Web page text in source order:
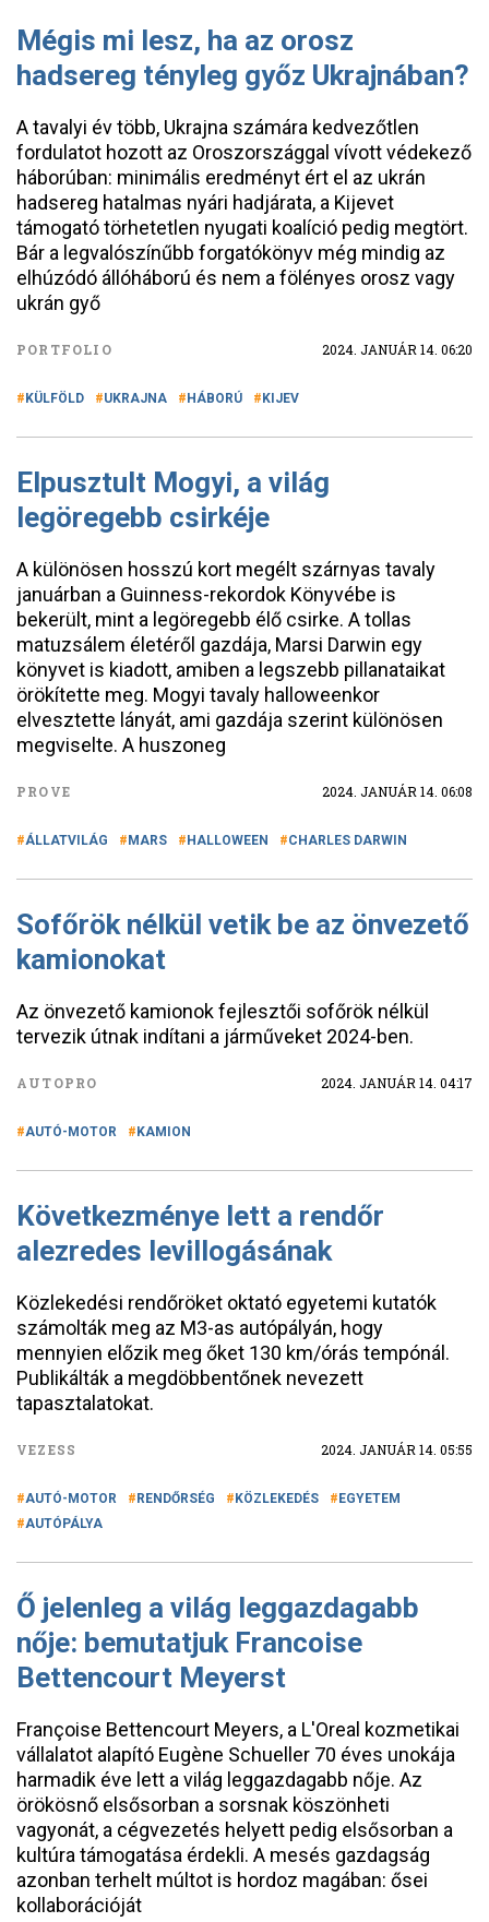
Mégis mi lesz, ha az orosz
hadsereg tényleg győz Ukrajnában?
A tavalyi év több, Ukrajna számára kedvezőtlen
fordulatot hozott az Oroszországgal vívott védekező
háborúban: minimális eredményt ért el az ukrán
hadsereg hatalmas nyári hadjárata, a Kijevet
támogató törhetetlen nyugati koalíció pedig megtört.
Bár a legvalószínűbb forgatókönyv még mindig az
elhúzódó állóháború és nem a fölényes orosz vagy
ukrán győ
PORTFOLIO 2024. JANUÁR 14. 06:20
KÜLFÖLD UKRAJNA HÁBORÚ KIJEV
Elpusztult Mogyi, a világ
legöregebb csirkéje
A különösen hosszú kort megélt szárnyas tavaly
januárban a Guinness-rekordok Könyvébe is
bekerült, mint a legöregebb élő csirke. A tollas
matuzsálem életéről gazdája, Marsi Darwin egy
könyvet is kiadott, amiben a legszebb pillanataikat
örökítette meg. Mogyi tavaly halloweenkor
elvesztette lányát, ami gazdája szerint különösen
megviselte. A huszoneg
PROVE 2024. JANUÁR 14. 06:08
ÁLLATVILÁG MARS HALLOWEEN CHARLES DARWIN
Sofőrök nélkül vetik be az önvezető
kamionokat
Az önvezető kamionok fejlesztői sofőrök nélkül
tervezik útnak indítani a járműveket 2024-ben.
AUTOPRO 2024. JANUÁR 14. 04:17
AUTÓ-MOTOR KAMION
Következménye lett a rendőr
alezredes levillogásának
Közlekedési rendőröket oktató egyetemi kutatók
számolták meg az M3-as autópályán, hogy
mennyien előzik meg őket 130 km/órás tempónál.
Publikálták a megdöbbentőnek nevezett
tapasztalatokat.
VEZESS 2024. JANUÁR 14. 05:55
AUTÓ-MOTOR RENDŐRSÉG KÖZLEKEDÉS
EGYETEM
AUTÓPÁLYA
Ő jelenleg a világ leggazdagabb
nője: bemutatjuk Francoise
Bettencourt Meyerst
Françoise Bettencourt Meyers, a L'Oreal kozmetikai
vállalatot alapító Eugène Schueller 70 éves unokája
harmadik éve lett a világ leggazdagabb nője. Az
örökösnő elsősorban a sorsnak köszönheti
vagyonát, a cégvezetés helyett pedig elsősorban a
kultúra támogatása érdekli. A mesés gazdagság
azonban terhelt múltot is hordoz magában: ősei
kollaborációját